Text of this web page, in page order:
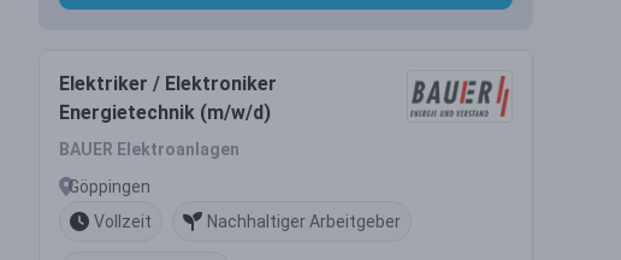
Elektriker / Elektroniker
Energietechnik (m/w/d)
BAUER Elektroanlagen
Göppingen
Vollzeit
Nachhaltiger Arbeitgeber